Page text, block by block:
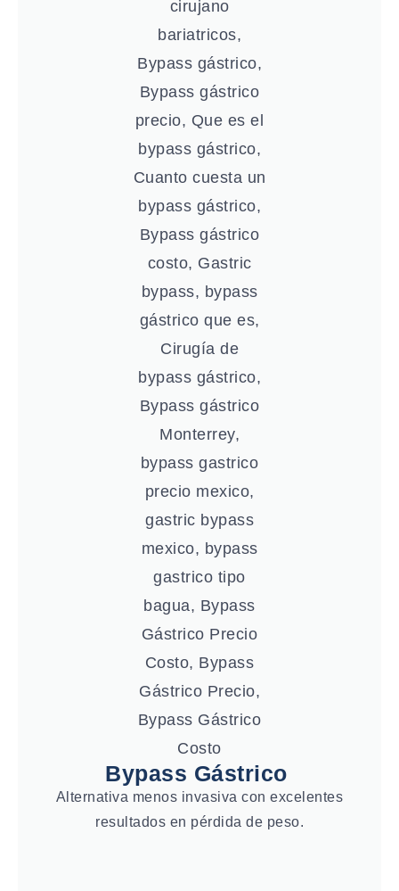
Bypass Gástrico
Alternativa menos invasiva con excelentes
resultados en pérdida de peso.